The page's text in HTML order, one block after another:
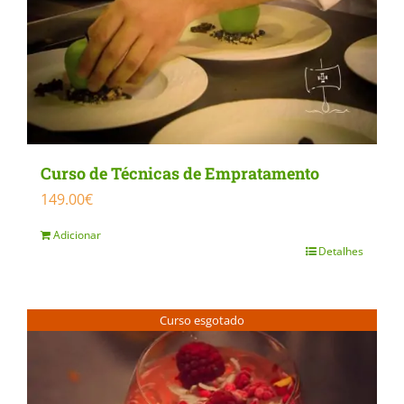
Curso de Técnicas de Empratamento
149.00€
Adicionar
Detalhes
Curso esgotado